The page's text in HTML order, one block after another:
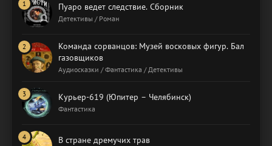
Пуаро ведет следствие. Сборник
Детективы / Роман
Команда сорванцов: Музей восковых фигур. Бал
газовщиков
Аудиосказки / Фантастика / Детективы
Курьер-619 (Юпитер – Челябинск)
Фантастика
В стране дремучих трав